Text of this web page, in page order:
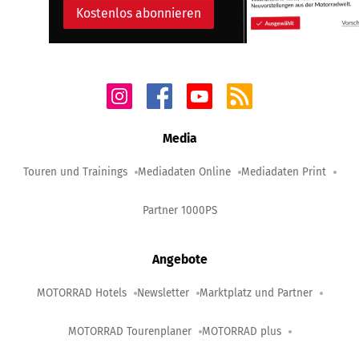
Kostenlos abonnieren
Media
Touren und Trainings Mediadaten Online Mediadaten Print
Partner 1000PS
Angebote
MOTORRAD Hotels Newsletter Marktplatz und Partner
MOTORRAD Tourenplaner MOTORRAD plus